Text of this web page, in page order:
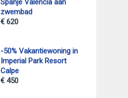
Spanje Valencia aan
zwembad
€ 620
-50% Vakantiewoning in
Imperial Park Resort
Calpe
€ 450